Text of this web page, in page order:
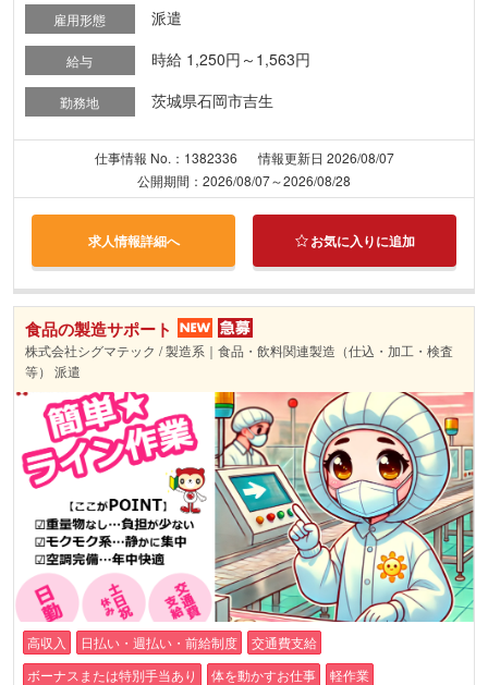
雇用形態 派遣
給与 時給 1,250円～1,563円
勤務地 茨城県石岡市吉生
仕事情報 No.：1382336
情報更新日 2026/08/07
公開期間：2026/08/07～2026/08/28
求人情報詳細へ お気に入りに追加
食品の製造サポート
株式会社シグマテック / 製造系｜食品・飲料関連製造（仕込・加工・検査
等） 派遣
高収入 日払い・週払い・前給制度
交通費支給
ボーナスまたは特別手当あり
体を動かすお仕事
軽作業